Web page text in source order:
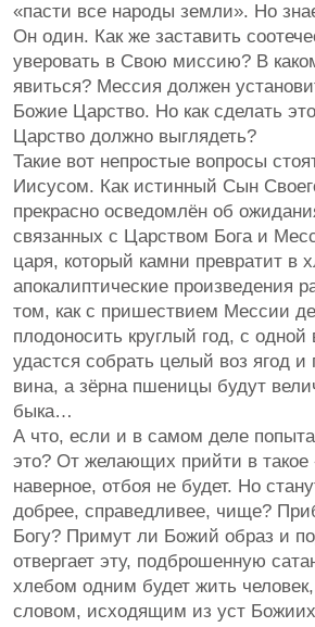
«пасти все народы земли». Но
Он один. Как же заставить
уверовать в Свою миссию? В
явиться? Мессия должен
Божие Царство. Но как сделать
Царство должно выглядеть?
Такие вот непростые вопросы
Иисусом. Как истинный Сын
прекрасно осведомлён об
связанных с Царством Бога и
царя, который камни превратит в
апокалиптические произведения
том, как с пришествием Мессии
плодоносить круглый год, с одной
удастся собрать целый воз ягод и
вина, а зёрна пшеницы будут
быка…
А что, если и в самом деле
это? От желающих прийти в такое
наверное, отбоя не будет. Но
добрее, справедливее, чище?
Богу? Примут ли Божий образ и
отвергает эту, подброшенную
хлебом одним будет жить
словом, исходящим из уст